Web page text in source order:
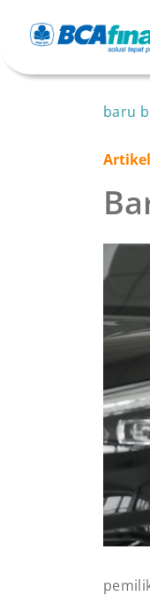
baru
Artikel